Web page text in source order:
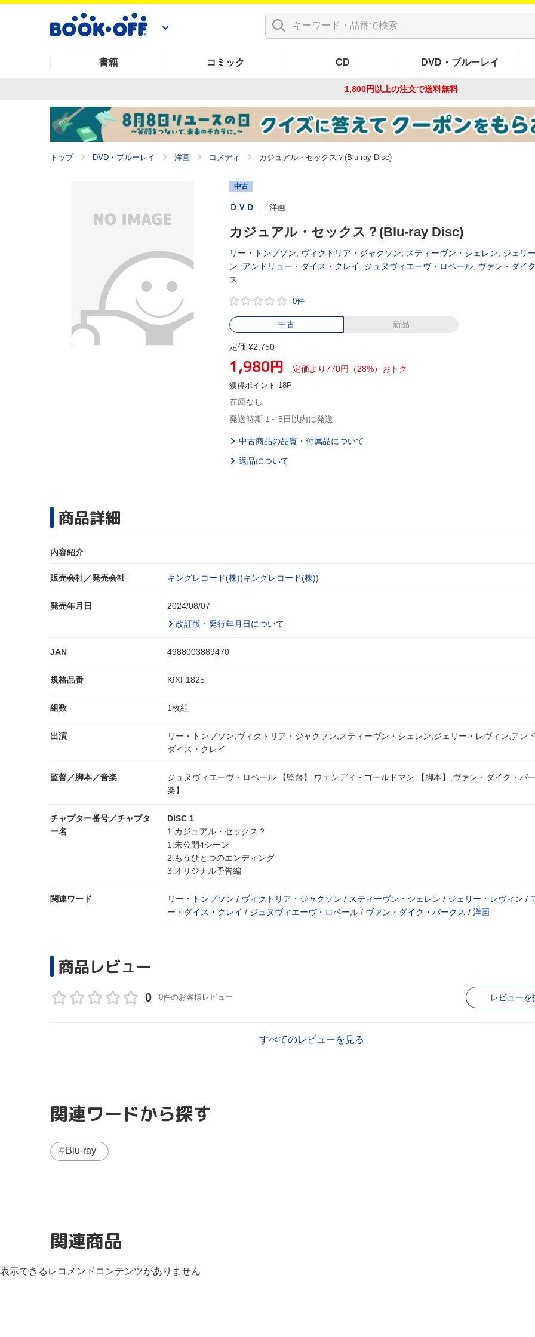
書籍 コミック CD DVD・ブルーレイ
1,800円以上の注文で送料無料
トップ DVD・ブルーレイ 洋画 コメディ カジュアル・セックス？(Blu-ray Disc)
中古
ＤＶＤ 洋画
カジュアル・セックス？(Blu-ray Disc)
リー・トンプソン ヴィクトリア・ジャクソン スティーヴン・シェレン
ジェリ
ン
アンドリュー・ダイス・クレイ ジュヌヴィエーヴ・ロベール, ヴァン・ダイ
ス
0件
中古 新品
定価 ¥2,750
1,980円 定価より770円（28%）おトク
獲得ポイント 18P
在庫なし
発送時期 1～5日以内に発送
中古商品の品質・付属品について
返品について
商品詳細
内容紹介
販売会社／発売会社 キングレコード(株)(キングレコード(株))
発売年月日
2024/08/07
改訂版・発行年月日について
JAN 4988003889470
規格品番 KIXF1825
組数 1枚組
出演
リー・トンプソン,ヴィクトリア・ジャクソン,スティーヴン・シェレン,ジェリー・レヴィン,アン
ダイス・クレイ
監督／脚本／音楽
ジュヌヴィエーヴ・ロベール 【監督】,ウェンディ・ゴールドマン 【脚本】,ヴァン・ダイク・パ
楽】
チャプター番号／チャプタ
ー名
DISC 1
1.カジュアル・セックス？
1.未公開4シーン
2.もうひとつのエンディング
3.オリジナル予告編
関連ワード リー・トンプソン / ヴィクトリア・ジャクソン / スティーヴン・シェレン / ジェリー・レヴィン /
ー・ダイス・クレイ / ジュヌヴィエーヴ・ロベール / ヴァン・ダイク・パークス / 洋画
商品レビュー
0 0件のお客様レビュー レビューを
すべてのレビューを見る
関連ワードから探す
Blu-ray
関連商品
表示できるレコメンドコンテンツがありません